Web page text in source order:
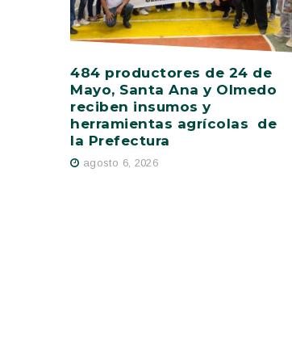
484 productores de 24 de
Mayo, Santa Ana y Olmedo
reciben insumos y
herramientas agrícolas de
la Prefectura
agosto 6, 2026